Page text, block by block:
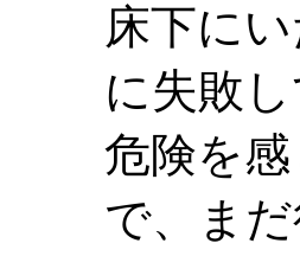
床下に
に失敗し
危険を
で、ま